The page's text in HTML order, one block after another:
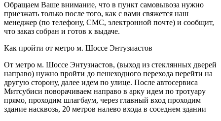
Обращаем Ваше внимание, что в пункт самовывоза нужно
приезжать только после того, как с вами свяжется наш
менеджер (по телефону, СМС, электронной почте) и сообщит,
что заказ собран и готов к выдаче.
Как пройти от метро м. Шоссе Энтузиастов
От метро м. Шоссе Энтузиастов, (выход из стеклянных дверей
направо) нужно пройти до пешеходного перехода перейти на
другую сторону, далее идем по улице. После автосервиса
Митсубиси поворачиваем направо в арку идем по тротуару
прямо, проходим шлагбаум, через главный вход проходим
здание насквозь, 20 метров налево входа в соседнем здании